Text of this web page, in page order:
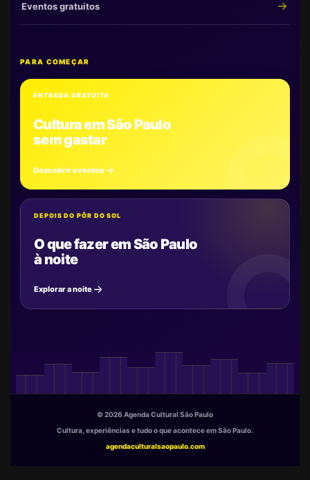
Eventos gratuitos
PARA COMEÇAR
ENTRADA GRATUITA
Cultura em São Paulo
sem gastar
Descobrir eventos
DEPOIS DO PÔR DO SOL
O que fazer em São Paulo
à noite
Explorar a noite
© 2026 Agenda Cultural São Paulo
Cultura, experiências e tudo o que acontece em São Paulo.
agendaculturalsaopaulo.com